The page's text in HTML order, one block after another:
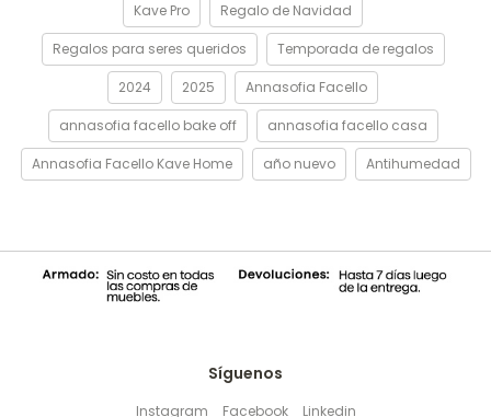
Kave Pro Regalo de Navidad
Regalos para seres queridos Temporada de regalos
2024 2025 Annasofia Facello
annasofia facello bake off annasofia facello casa
Annasofia Facello Kave Home año nuevo Antihumedad
Síguenos
Instagram Facebook Linkedin